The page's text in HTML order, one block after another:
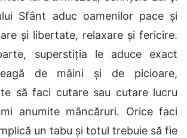
Sfânt aduc oamenilor pace și
și libertate, relaxare și fericire.
superstiția le aduce exact
de mâini și de picioare,
să faci cutare sau cutare lucru
anumite mâncăruri. Orice faci
un tabu și totul trebuie să fie